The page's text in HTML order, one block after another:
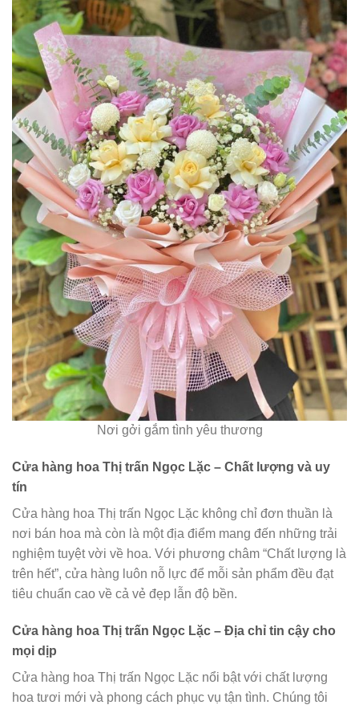
Nơi gởi gắm tình yêu thương
Cửa hàng hoa Thị trấn Ngọc Lặc – Chất lượng và uy
tín
Cửa hàng hoa Thị trấn Ngọc Lặc không chỉ đơn thuần là
nơi bán hoa mà còn là một địa điểm mang đến những trải
nghiệm tuyệt vời về hoa. Với phương châm “Chất lượng là
trên hết”, cửa hàng luôn nỗ lực để mỗi sản phẩm đều đạt
tiêu chuẩn cao về cả vẻ đẹp lẫn độ bền.
Cửa hàng hoa Thị trấn Ngọc Lặc – Địa chỉ tin cậy cho
mọi dịp
Cửa hàng hoa Thị trấn Ngọc Lặc nổi bật với chất lượng
hoa tươi mới và phong cách phục vụ tận tình. Chúng tôi